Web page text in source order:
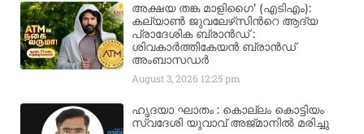
അക്ഷയ തങ്ക മാളിഗൈ’ (എടിഎം):
കല്യാണ്‍ ജുവലേഴ്‌സിന്‍റെ ആദ്യ
പ്രാദേശിക ബ്രാന്‍ഡ് :
ശിവകാര്‍ത്തികേയന്‍ ബ്രാന്‍ഡ്
അംബാസഡര്‍
August 3, 2026 12:25 pm
ഹൃദയാ ഘാതം : കൊല്ലം കൊട്ടിയം
സ്വദേശി യുവാവ് അജ്മാനിൽ മരിച്ചു